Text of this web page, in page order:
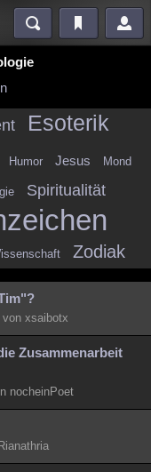
Esoterik
Humor Jesus Mond
Spiritualität
Zodiak
xsaibotx
Zusammenarbeit
nocheinPoet